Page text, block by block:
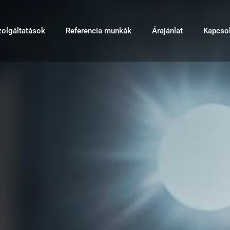
Referencia munkák Árajánlat